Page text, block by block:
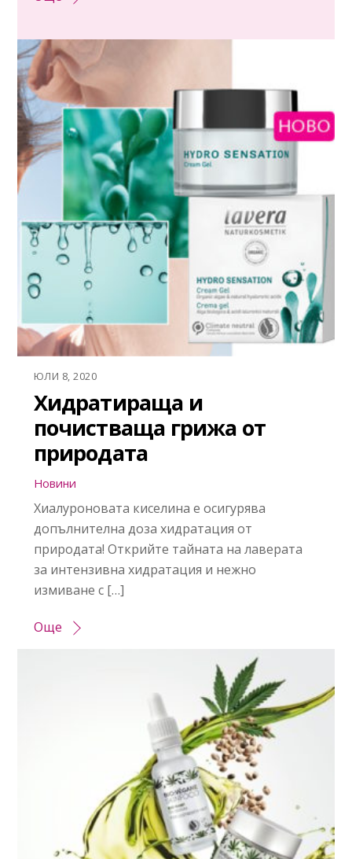
ЮЛИ 8, 2020
Хидратираща и
почистваща грижа от
природата
Новини
Хиалуроновата киселина е осигурява
допълнителна доза хидратация от
природата! Открийте тайната на лаверата
за интензивна хидратация и нежно
измиване с […]
Още